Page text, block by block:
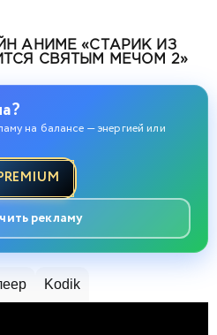
АНИМЕ «СТАРИК ИЗ
СВЯТЫМ МЕЧОМ 2»
на балансе — энергией или
рекламу
Kodik